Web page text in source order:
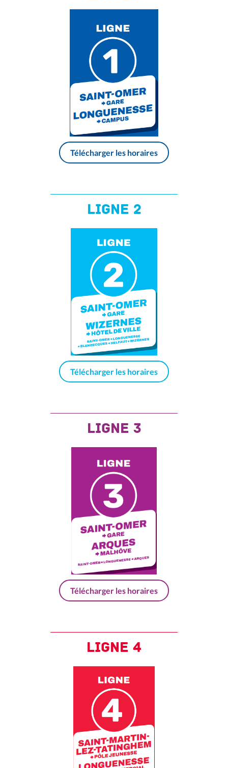
Télécharger les horaires
ligne 2
Télécharger les horaires
ligne 3
Télécharger les horaires
ligne 4